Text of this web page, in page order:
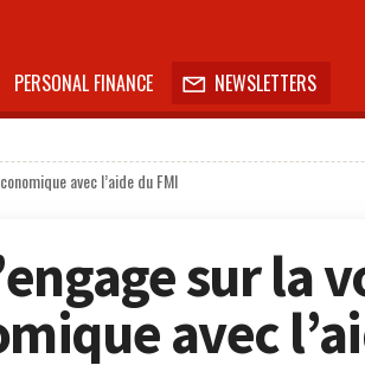
PERSONAL FINANCE  NEWSLETTERS
avec l’aide du FMI
sur la
avec